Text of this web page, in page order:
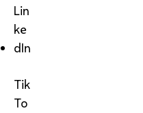
Lin
ke
dIn
Tik
To